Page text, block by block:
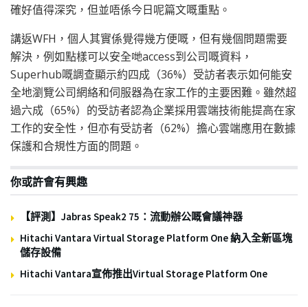
確好值得深究，但並唔係今日呢篇文嘅重點。
講返WFH，個人其實係覺得幾方便嘅，但有幾個問題需要
解決，例如點樣可以安全哋access到公司嘅資料，
Superhub嘅調查顯示約四成（36%）受訪者表示如何能安
全地瀏覽公司網絡和伺服器為在家工作的主要困難。雖然超
過六成（65%）的受訪者認為企業採用雲端技術能提高在家
工作的安全性，但亦有受訪者（62%）擔心雲端應用在數據
保護和合規性方面的問題。
你或許會有興趣
【評測】Jabras Speak2 75：流動辦公嘅會議神器
Hitachi Vantara Virtual Storage Platform One 納入全新區塊
儲存設備
Hitachi Vantara宣佈推出Virtual Storage Platform One